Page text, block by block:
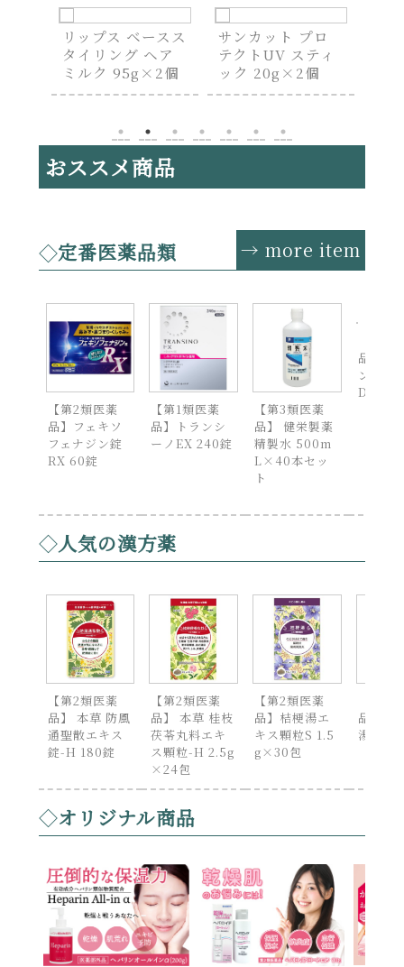
サンカット プロ
テクトUV スティ
ック 20g×2個
おとなの肝油ドロ
ップ マルチビタ
ミン 100粒入
おススメ商品
定番医薬品類 → more item
【第2類医薬
品】フェキソ
フェナジン錠
RX 60錠
【第1類医薬
品】トランシ
ーノEX 240錠
【第3類医薬
品】 健栄製薬
精製水 500m
L×40本セッ
ト
品】バ
ン プレ
DX 60
人気の漢方薬
【第2類医薬
品】 本草 防風
通聖散エキス
錠-H 180錠
【第2類医薬
品】 本草 桂枝
茯苓丸料エキ
ス顆粒-H 2.5g
×24包
【第2類医薬
品】桔梗湯エ
キス顆粒S 1.5
g×30包
品】芍
湯
オリジナル商品